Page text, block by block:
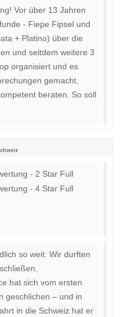
Vor über 13 Jahren
- Fiepe Fipsel und
+ Platino) über die
und seitdem weitere 3
organisiert und es
gemacht,
beraten. So soll
so weit: Wir durften
hat sich vom ersten
geschlichen – und in
in die Schweiz hat er